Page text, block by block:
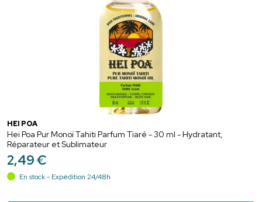
HEI POA
Hei Poa Pur Monoï Tahiti Parfum Tiaré - 30 ml - Hydratant,
Réparateur et Sublimateur
2,49€
En stock - Expédition 24/48h